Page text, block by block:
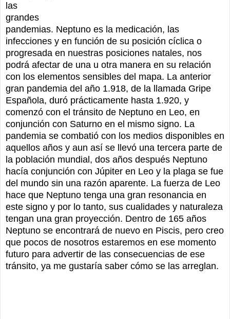
las
grandes
pandemias. Neptuno es la medicación, las
infecciones y en función de su posición cíclica o
progresada en nuestras posiciones natales, nos
podrá afectar de una u otra manera en su relación
con los elementos sensibles del mapa. La anterior
gran pandemia del año 1.918, de la llamada Gripe
Española, duró prácticamente hasta 1.920, y
comenzó con el tránsito de Neptuno en Leo, en
conjunción con Saturno en el mismo signo. La
pandemia se combatió con los medios disponibles en
aquellos años y aun así se llevó una tercera parte de
la población mundial, dos años después Neptuno
hacía conjunción con Júpiter en Leo y la plaga se fue
del mundo sin una razón aparente. La fuerza de Leo
hace que Neptuno tenga una gran resonancia en
este signo y por lo tanto, sus cualidades y naturaleza
tengan una gran proyección. Dentro de 165 años
Neptuno se encontrará de nuevo en Piscis, pero creo
que pocos de nosotros estaremos en ese momento
futuro para advertir de las consecuencias de ese
tránsito, ya me gustaría saber cómo se las arreglan.